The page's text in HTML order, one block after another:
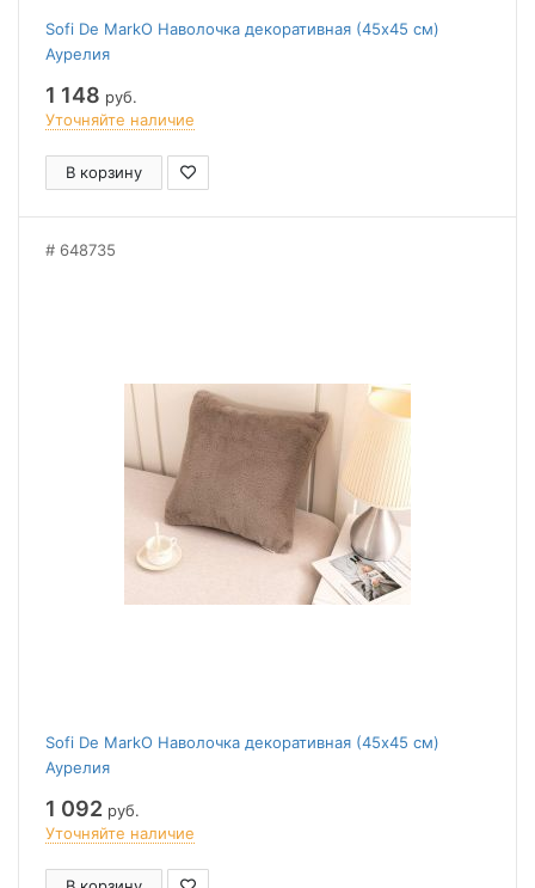
Sofi De MarkO Наволочка декоративная (45x45 см)
Аурелия
1 148 руб.
Уточняйте наличие
В корзину
648735
Sofi De MarkO Наволочка декоративная (45x45 см)
Аурелия
1 092 руб.
Уточняйте наличие